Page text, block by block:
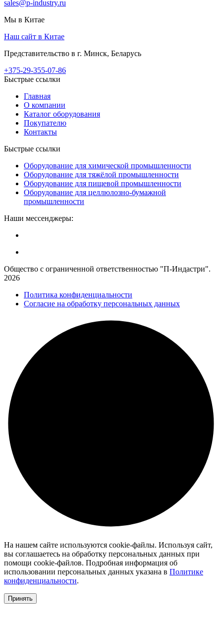
sales@p-industry.ru
Мы в Китае
Наш сайт в Китае
Представительство в г. Минск, Беларусь
+375-29-355-07-86
Быстрые ссылки
Главная
О компании
Каталог оборудования
Покупателю
Контакты
Быстрые ссылки
Оборудование для химической промышленности
Оборудование для тяжёлой промышленности
Оборудование для пищевой промышленности
Оборудование для целлюлозно-бумажной
промышленности
Наши мессенджеры:
Общество с ограниченной ответственностью "П-Индастри".
2026
Политика конфиденциальности
Согласие на обработку персональных данных
На нашем сайте используются cookie-файлы. Используя сайт,
вы соглашаетесь на обработку персональных данных при
помощи cookie-файлов. Подробная информация об
использовании персональных данных указана в Политике
конфиденциальности.
Принять